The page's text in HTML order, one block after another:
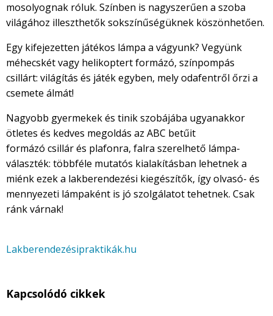
mosolyognak róluk. Színben is nagyszerűen a szoba
világához illeszthetők sokszínűségüknek köszönhetően.
Egy kifejezetten játékos lámpa a vágyunk? Vegyünk
méhecskét vagy helikoptert formázó, színpompás
csillárt: világítás és játék egyben, mely odafentről őrzi a
csemete álmát!
Nagyobb gyermekek és tinik szobájába ugyanakkor
ötletes és kedves megoldás az ABC betűit
formázó csillár és plafonra, falra szerelhető lámpa-
választék: többféle mutatós kialakításban lehetnek a
miénk ezek a lakberendezési kiegészítők, így olvasó- és
mennyezeti lámpaként is jó szolgálatot tehetnek. Csak
ránk várnak!
Lakberendezésipraktikák.hu
Kapcsolódó cikkek